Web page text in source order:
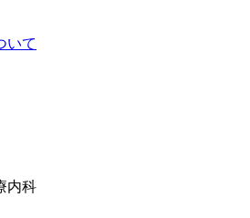
いて
内科